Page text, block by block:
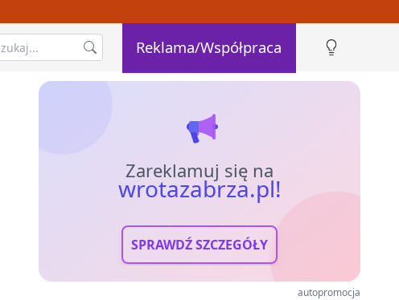
Reklama/Współpraca
Zareklamuj się na
wrotazabrza.pl!
SPRAWDŹ SZCZEGÓŁY
autopromocja